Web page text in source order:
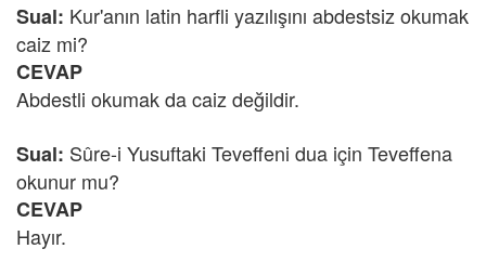
Sual: Kur'anın latin harfli yazılışını abdestsiz okumak
caiz mi?
CEVAP
Abdestli okumak da caiz değildir.
Sual: Sûre-i Yusuftaki Teveffeni dua için Teveffena
okunur mu?
CEVAP
Hayır.